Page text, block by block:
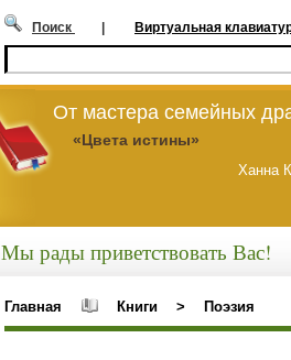
Поиск | Виртуальная
От мастера семейных
«Цвета истины»
Ханна
Мы рады приветствовать Вас!
Главная Книги > Поэзия